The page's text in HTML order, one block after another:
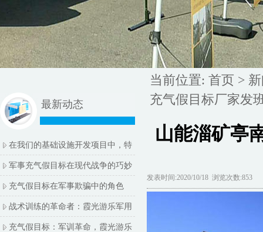
最新动态
在我们的基础设施开发项目中，特
军事充气假目标在现代战争的巧妙
充气假目标在军事欺骗中的角色
战术训练的革命者：霞光游乐军用
充气假目标：军训革命，霞光游乐
当前位置: 首页 >
充气假目标厂家发
山能淄矿亭
发表时间:2020/10/18 浏览次数:853